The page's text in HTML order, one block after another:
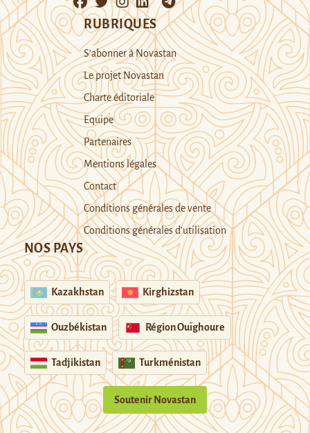
RUBRIQUES
S’abonner à Novastan
Le projet Novastan
Charte éditoriale
Equipe
Partenaires
Mentions légales
Contact
Conditions générales de vente
Conditions générales d’utilisation
NOS PAYS
Kazakhstan Kirghizstan
Ouzbékistan Région Ouïghoure
Tadjikistan Turkménistan
Soutenir Novastan